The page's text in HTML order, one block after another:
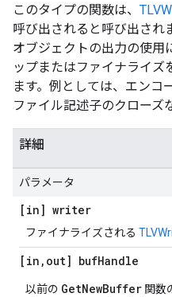
このタイプの関数は、
呼び出されると呼び出され
オブジェクトの出力の使用
ップまたはファイナライズ
ます。例としては、エンコ
ファイル記述子のクローズ
詳細
パラメータ
[in] writer
ファイナライズされる
[in , out] bufHandle
以前の GetNewBuffer 関数